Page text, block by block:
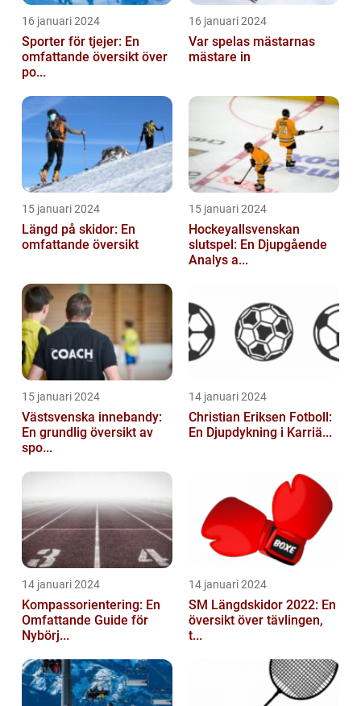
16 januari 2024
Sporter för tjejer: En
omfattande översikt över
po...
16 januari 2024
Var spelas mästarnas
mästare in
15 januari 2024
Längd på skidor: En
omfattande översikt
15 januari 2024
Hockeyallsvenskan
slutspel: En Djupgående
Analys a...
15 januari 2024
Västsvenska innebandy:
En grundlig översikt av
spo...
14 januari 2024
Christian Eriksen Fotboll:
En Djupdykning i Karriä...
14 januari 2024
Kompassorientering: En
Omfattande Guide för
Nybörj...
14 januari 2024
SM Längdskidor 2022: En
översikt över tävlingen,
t...